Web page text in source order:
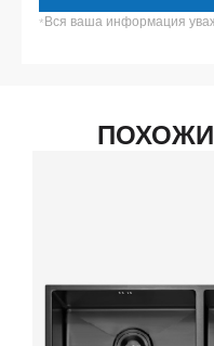
*Вся ваша информация